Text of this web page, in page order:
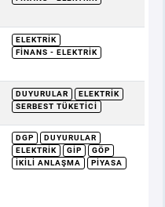
ELEKTRIK
FINANS - ELEKTRIK
DUYURULAR
ELEKTRIK
SERBEST TÜKETICI
DGP
DUYURULAR
ELEKTRIK
GİP
GÖP
İKILI ANLAŞMA
PIYASA